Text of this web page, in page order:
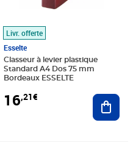
au panier
Livr. offerte
Esselte
Classeur à levier plastique
Standard A4 Dos 75 mm
Bordeaux ESSELTE
16,21€